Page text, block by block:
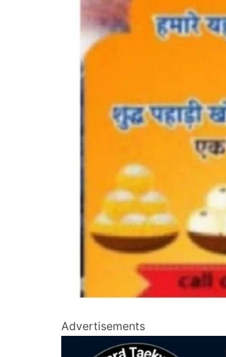
Advertisements